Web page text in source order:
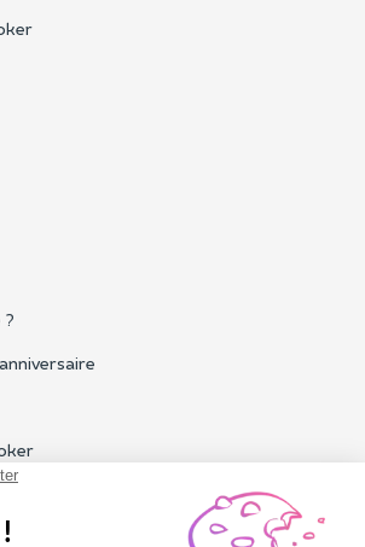
?
professionnels